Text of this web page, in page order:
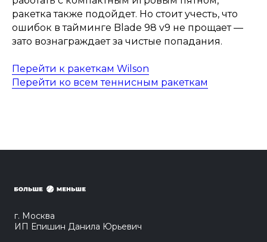
ракетка также подойдет. Но стоит учесть, что
ошибок в тайминге Blade 98 v9 не прощает —
зато вознаграждает за чистые попадания.
Перейти к ракеткам Wilson
Перейти ко всем теннисным ракеткам
г. Москва
ИП Епишин Данила Юрьевич